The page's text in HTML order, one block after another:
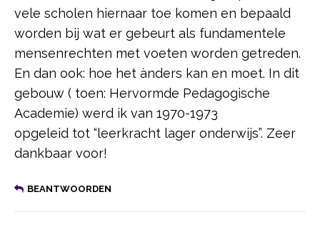
vele scholen hiernaar toe komen en bepaald
worden bij wat er gebeurt als fundamentele
mensenrechten met voeten worden getreden.
En dan ook: hoe het ànders kan en moet. In dit
gebouw ( toen: Hervormde Pedagogische
Academie) werd ik van 1970-1973
opgeleid tot “leerkracht lager onderwijs”. Zeer
dankbaar voor!
BEANTWOORDEN